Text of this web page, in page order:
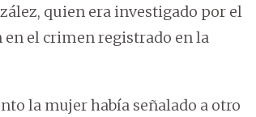
quien era investigado por el
el crimen registrado en la
la mujer había señalado a otro